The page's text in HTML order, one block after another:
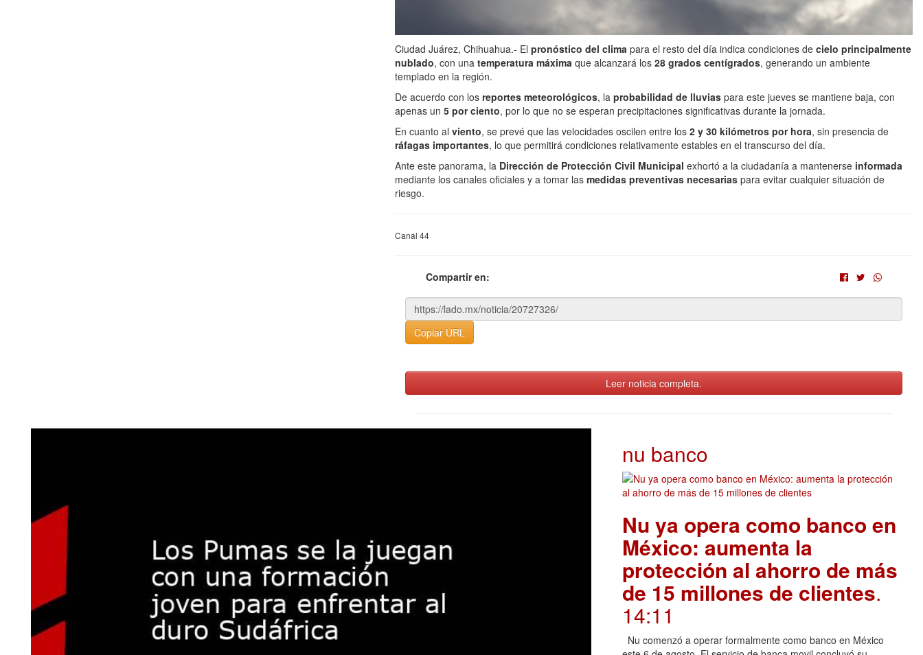
Ciudad Juárez, Chihuahua.- El pronóstico del clima para el resto del día indica condiciones de cielo principalmente
nublado, con una temperatura máxima que alcanzará los 28 grados centígrados, generando un ambiente
templado en la región.
De acuerdo con los reportes meteorológicos, la probabilidad de lluvias para este jueves se mantiene baja, con
apenas un 5 por ciento, por lo que no se esperan precipitaciones significativas durante la jornada.
En cuanto al viento, se prevé que las velocidades oscilen entre los 2 y 30 kilómetros por hora, sin presencia de
ráfagas importantes, lo que permitirá condiciones relativamente estables en el transcurso del día.
Ante este panorama, la Dirección de Protección Civil Municipal exhortó a la ciudadanía a mantenerse informada
mediante los canales oficiales y a tomar las medidas preventivas necesarias para evitar cualquier situación de
riesgo.
Canal 44
Compartir en:
Copiar URL
Leer noticia completa.
nu banco
Nu ya opera como banco en
México: aumenta la
protección al ahorro de más
de 15 millones de clientes.
14:11
Nu comenzó a operar formalmente como banco en México